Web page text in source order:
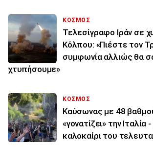
ΚΟΣΜΟΣ
Τελεσίγραφο Ιράν σε
Κόλπου: «Πιέστε τον
συμφωνία αλλιώς θα
χτυπήσουμε»
ΚΟΣΜΟΣ
Καύσωνας με 48
«γονατίζει» την
καλοκαίρι του